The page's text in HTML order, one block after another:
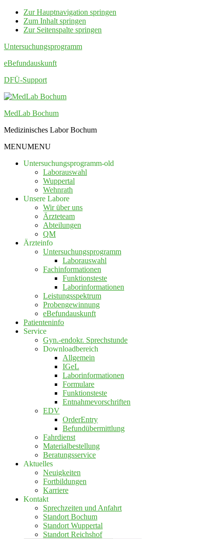
Zur Hauptnavigation springen
Zum Inhalt springen
Zur Seitenspalte springen
Untersuchungsprogramm
eBefundauskunft
DFÜ-Support
MedLab Bochum
Medizinisches Labor Bochum
MENUMENU
Untersuchungsprogramm-old
Laborauswahl
Wuppertal
Wehnrath
Unsere Labore
Wir über uns
Ärzteteam
Abteilungen
QM
Ärzteinfo
Untersuchungsprogramm
Laborauswahl
Fachinformationen
Funktionsteste
Laborinformationen
Leistungsspektrum
Probengewinnung
eBefundauskunft
Patienteninfo
Service
Gyn.-endokr. Sprechstunde
Downloadbereich
Allgemein
IGeL
Laborinformationen
Formulare
Funktionsteste
Entnahmevorschriften
EDV
OrderEntry
Befundübermittlung
Fahrdienst
Materialbestellung
Beratungsservice
Aktuelles
Neuigkeiten
Fortbildungen
Karriere
Kontakt
Sprechzeiten und Anfahrt
Standort Bochum
Standort Wuppertal
Standort Reichshof